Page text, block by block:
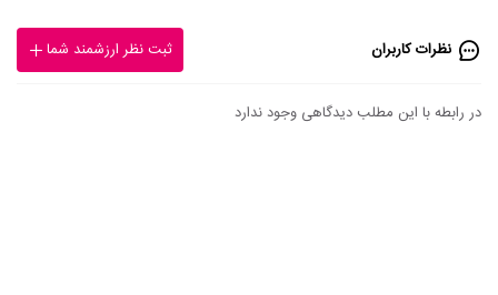
نظرات کاربران ثبت نظر ارزشمند شما
در رابطه با این مطلب دیدگاهی وجود ندارد